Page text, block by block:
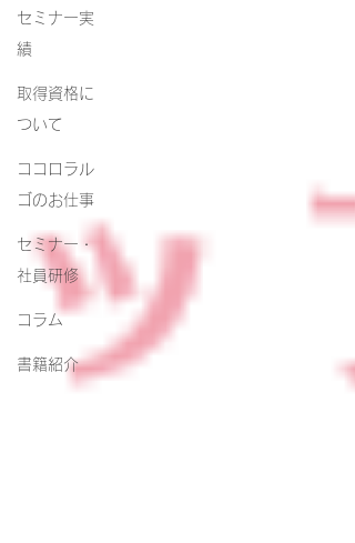
セミナー実
績
取得資格に
ついて
ココロラル
ゴのお仕事
セミナー・
社員研修
コラム
書籍紹介